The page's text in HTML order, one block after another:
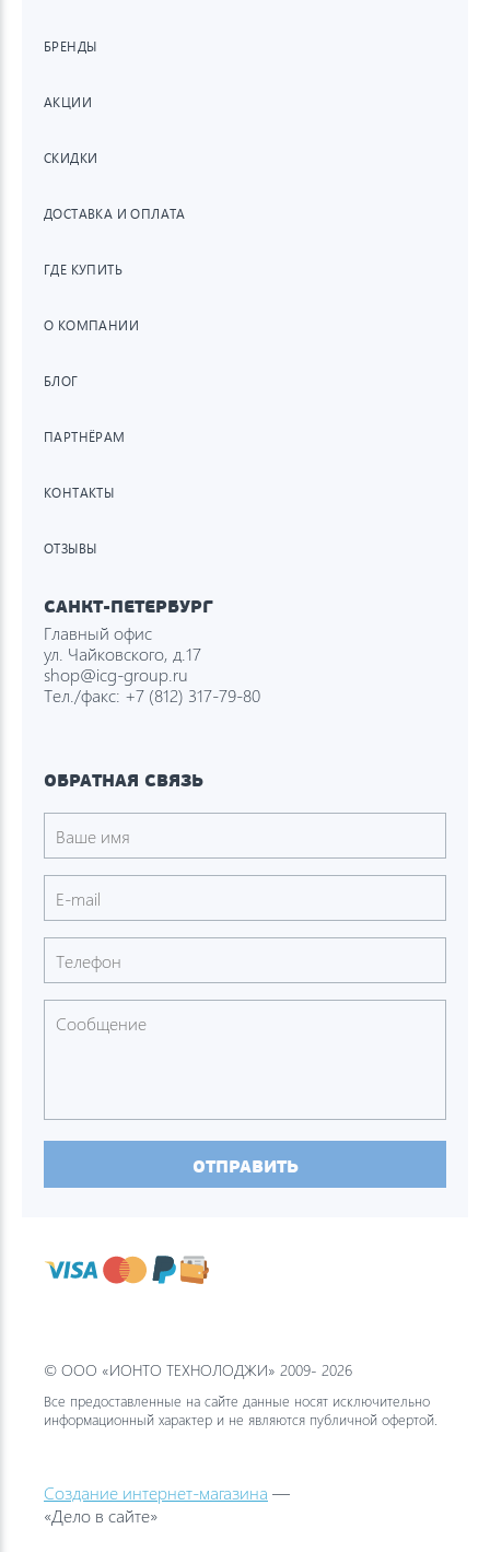
БРЕНДЫ
АКЦИИ
СКИДКИ
ДОСТАВКА И ОПЛАТА
ГДЕ КУПИТЬ
О КОМПАНИИ
БЛОГ
ПАРТНЁРАМ
КОНТАКТЫ
ОТЗЫВЫ
САНКТ-ПЕТЕРБУРГ
Главный офис
ул. Чайковского, д.17
shop@icg-group.ru
Тел./факс: +7 (812) 317-79-80
ОБРАТНАЯ СВЯЗЬ
ОТПРАВИТЬ
© ООО «ИОНТО ТЕХНОЛОДЖИ» 2009- 2026
Все предоставленные на сайте данные носят исключительно
информационный характер и не являются публичной офертой.
Создание интернет-магазина —
«Дело в сайте»